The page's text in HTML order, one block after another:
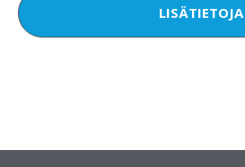
LISÄTIETOJA